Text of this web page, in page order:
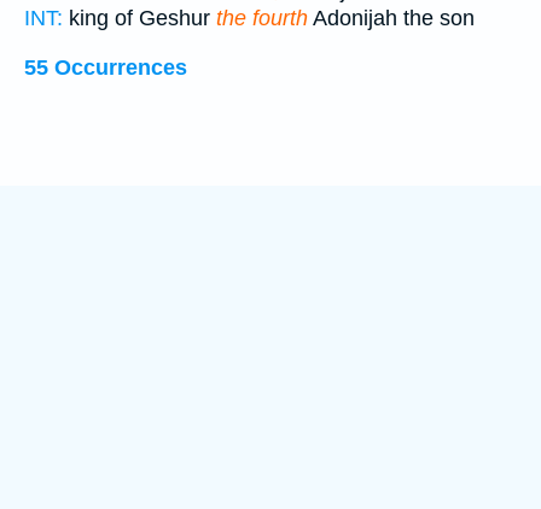
INT: king of Geshur the fourth Adonijah the son
55 Occurrences